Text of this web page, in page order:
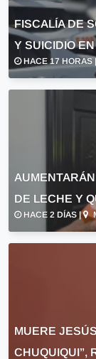
FISCALÍA DE
Y SUICIDIO
HACE 17 HORAS |
DE LECHE Y
HACE 2 DÍAS |
MUERE
CHUQUIQUI”,